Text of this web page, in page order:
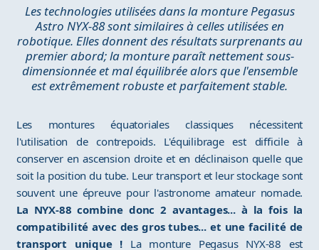
Les technologies utilisées dans la monture Pegasus
Astro NYX-88 sont similaires à celles utilisées en
robotique. Elles donnent des résultats surprenants au
premier abord; la monture paraît nettement sous-
dimensionnée et mal équilibrée alors que l'ensemble
est extrêmement robuste et parfaitement stable.
Les montures équatoriales classiques nécessitent
l'utilisation de contrepoids. L'équilibrage est difficile à
conserver en ascension droite et en déclinaison quelle que
soit la position du tube. Leur transport et leur stockage sont
souvent une épreuve pour l'astronome amateur nomade.
La NYX-88 combine donc 2 avantages... à la fois la
compatibilité avec des gros tubes... et une facilité de
transport unique ! La monture Pegasus NYX-88 est